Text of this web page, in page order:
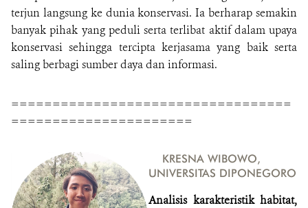
terjun langsung ke dunia konservasi. Ia berharap semakin
banyak pihak yang peduli serta terlibat aktif dalam upaya
konservasi sehingga tercipta kerjasama yang baik serta
saling berbagi sumber daya dan informasi.
==================================
======================
KRESNA WIBOWO,
UNIVERSITAS DIPONEGORO
Analisis karakteristik habitat,